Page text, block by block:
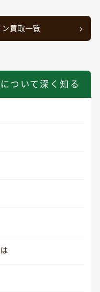
買取一覧
ついて深く知る